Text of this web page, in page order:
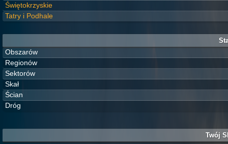
Świętokrzyskie
Tatry i Podhale
Obszarów
Regionów
Sektorów
Skał
Ścian
Dróg
Twój